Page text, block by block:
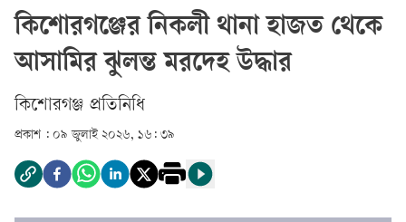
কিশোরগঞ্জের নিকলী থানা হাজত থেকে
আসামির ঝুলন্ত মরদেহ উদ্ধার
কিশোরগঞ্জ প্রতিনিধি
প্রকাশ : ০৯ জুলাই ২০২৬, ১৬: ৩৯